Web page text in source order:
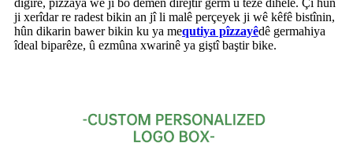
digire, pîzzaya we ji bo demên dirêjtir germ û teze dihêle. Çi hûn
ji xerîdar re radest bikin an jî li malê perçeyek ji wê kêfê bistînin,
hûn dikarin bawer bikin ku ya mequtiya pîzzayêdê germahiya
îdeal biparêze, û ezmûna xwarinê ya giştî baştir bike.